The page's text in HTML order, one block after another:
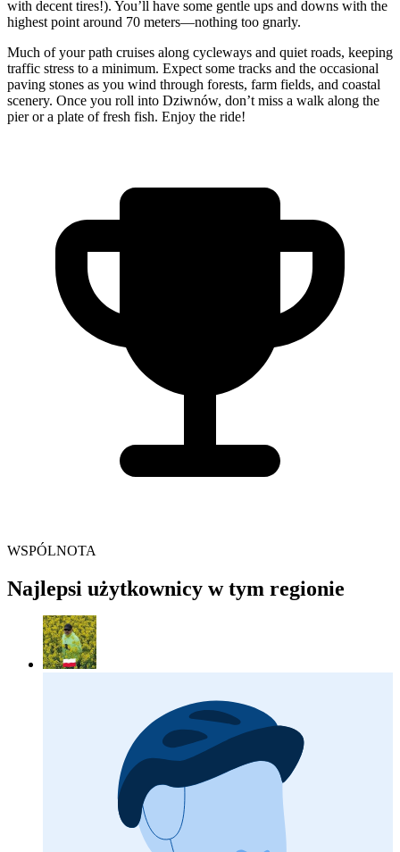
with decent tires!). You’ll have some gentle ups and downs with the
highest point around 70 meters—nothing too gnarly.
Much of your path cruises along cycleways and quiet roads, keeping
traffic stress to a minimum. Expect some tracks and the occasional
paving stones as you wind through forests, farm fields, and coastal
scenery. Once you roll into Dziwnów, don’t miss a walk along the
pier or a plate of fresh fish. Enjoy the ride!
WSPÓLNOTA
Najlepsi użytkownicy w tym regionie